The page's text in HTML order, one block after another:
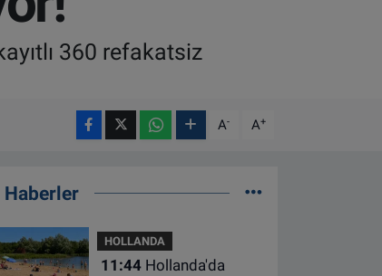
360 refakatsiz
A- A+
Haberler
HOLLANDA
11:44Hollanda'da